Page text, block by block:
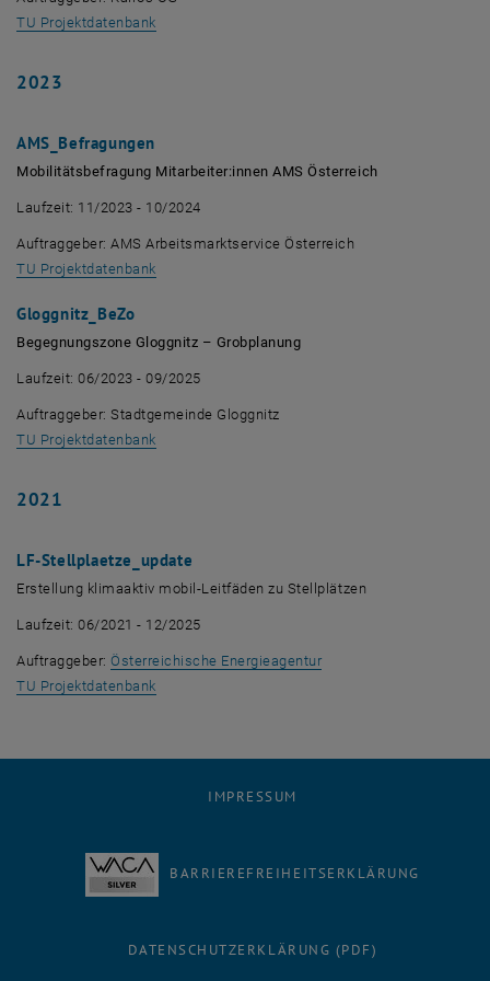
TU Projektdatenbank, öffnet eine externe URL in einem neuen Fenster
2023
AMS_Befragungen
Mobilitätsbefragung Mitarbeiter:innen AMS Österreich
Laufzeit: 11/2023 - 10/2024
Auftraggeber: AMS Arbeitsmarktservice Österreich
TU Projektdatenbank, öffnet eine externe URL in einem neuen Fenster
Gloggnitz_BeZo
Begegnungszone Gloggnitz – Grobplanung
Laufzeit: 06/2023 - 09/2025
Auftraggeber: Stadtgemeinde Gloggnitz
TU Projektdatenbank, öffnet eine externe URL in einem neuen Fenster
2021
LF-Stellplaetze_update
Erstellung klimaaktiv mobil-Leitfäden zu Stellplätzen
Laufzeit: 06/2021 - 12/2025
Auftraggeber:Österreichische Energieagentur, öffnet eine externe
TU Projektdatenbank, öffnet eine externe URL in einem neuen Fenster
IMPRESSUM
BARRIEREFREIHEITSERKLÄRUNG
DATENSCHUTZERKLÄRUNG (PDF)